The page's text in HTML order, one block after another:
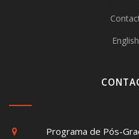
English
Programa de Pós-